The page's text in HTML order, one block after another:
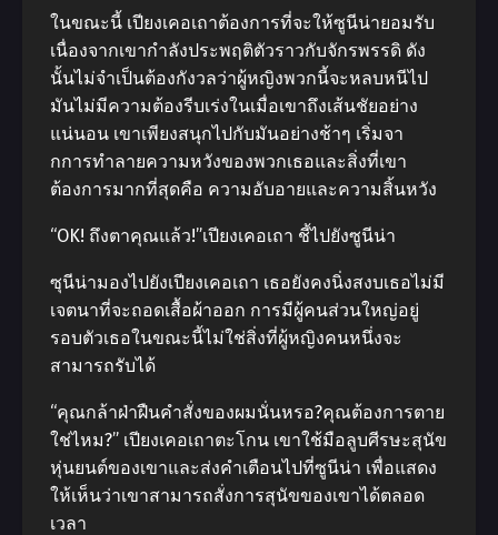
ในขณะนี้ เปียงเคอเถาต้องการที่จะให้ซูนีน่ายอมรับ
เนื่องจากเขากําลังประพฤติตัวราวกับจักรพรรดิ ดัง
นั้นไม่จําเป็นต้องกังวลว่าผู้หญิงพวกนี้จะหลบหนีไป
มันไม่มีความต้องรีบเร่งในเมื่อเขาถึงเส้นชัยอย่าง
แน่นอน เขาเพียงสนุกไปกับมันอย่างช้าๆ เริ่มจา
กการทําลายความหวังของพวกเธอและสิ่งที่เขา
ต้องการมากที่สุดคือ ความอับอายและความสิ้นหวัง
“OK! ถึงตาคุณแล้ว!”เปียงเคอเถา ชี้ไปยังซูนีน่า
ซุนีน่ามองไปยังเปียงเคอเถา เธอยังคงนิ่งสงบเธอไม่มี
เจตนาที่จะถอดเสื้อผ้าออก การมีผู้คนส่วนใหญ่อยู่
รอบตัวเธอในขณะนี้ไม่ใช่สิ่งที่ผู้หญิงคนหนึ่งจะ
สามารถรับได้
“คุณกล้าฝ่าฝืนคําสั่งของผมนั่นหรอ?คุณต้องการตาย
ใช่ไหม?” เปียงเคอเถาตะโกน เขาใช้มือลูบศีรษะสุนัข
หุ่นยนต์ของเขาและส่งคําเตือนไปที่ซูนีน่า เพื่อแสดง
ให้เห็นว่าเขาสามารถสั่งการสุนัขของเขาได้ตลอด
เวลา